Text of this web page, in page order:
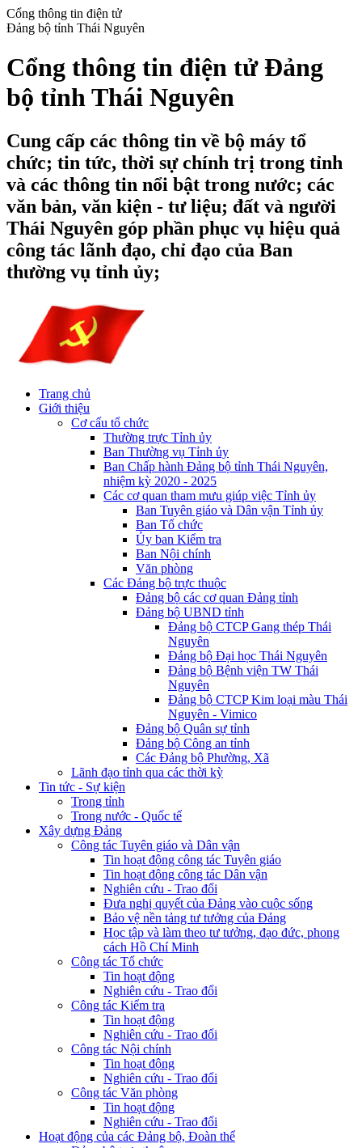
Cổng thông tin điện tử
Đảng bộ tỉnh Thái Nguyên
Cổng thông tin điện tử Đảng
bộ tỉnh Thái Nguyên
Cung cấp các thông tin về bộ máy tổ
chức; tin tức, thời sự chính trị trong tỉnh
và các thông tin nổi bật trong nước; các
văn bản, văn kiện - tư liệu; đất và người
Thái Nguyên góp phần phục vụ hiệu quả
công tác lãnh đạo, chỉ đạo của Ban
thường vụ tỉnh ủy;
Trang chủ
Giới thiệu
Cơ cấu tổ chức
Thường trực Tỉnh ủy
Ban Thường vụ Tỉnh ủy
Ban Chấp hành Đảng bộ tỉnh Thái Nguyên,
nhiệm kỳ 2020 - 2025
Các cơ quan tham mưu giúp việc Tỉnh ủy
Ban Tuyên giáo và Dân vận Tỉnh ủy
Ban Tổ chức
Ủy ban Kiểm tra
Ban Nội chính
Văn phòng
Các Đảng bộ trực thuộc
Đảng bộ các cơ quan Đảng tỉnh
Đảng bộ UBND tỉnh
Đảng bộ CTCP Gang thép Thái
Nguyên
Đảng bộ Đại học Thái Nguyên
Đảng bộ Bệnh viện TW Thái
Nguyên
Đảng bộ CTCP Kim loại màu Thái
Nguyên - Vimico
Đảng bộ Quân sự tỉnh
Đảng bộ Công an tỉnh
Các Đảng bộ Phường, Xã
Lãnh đạo tỉnh qua các thời kỳ
Tin tức - Sự kiện
Trong tỉnh
Trong nước - Quốc tế
Xây dựng Đảng
Công tác Tuyên giáo và Dân vận
Tin hoạt động công tác Tuyên giáo
Tin hoạt động công tác Dân vận
Nghiên cứu - Trao đổi
Đưa nghị quyết của Đảng vào cuộc sống
Bảo vệ nền tảng tư tưởng của Đảng
Học tập và làm theo tư tưởng, đạo đức, phong
cách Hồ Chí Minh
Công tác Tổ chức
Tin hoạt động
Nghiên cứu - Trao đổi
Công tác Kiểm tra
Tin hoạt động
Nghiên cứu - Trao đổi
Công tác Nội chính
Tin hoạt động
Nghiên cứu - Trao đổi
Công tác Văn phòng
Tin hoạt động
Nghiên cứu - Trao đổi
Hoạt động của các Đảng bộ, Đoàn thể